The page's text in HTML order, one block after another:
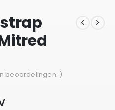
beoordelingen. )